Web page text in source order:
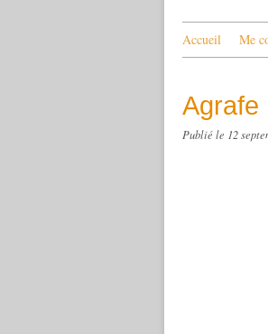
Accueil Me
Agrafe
Publié le 12